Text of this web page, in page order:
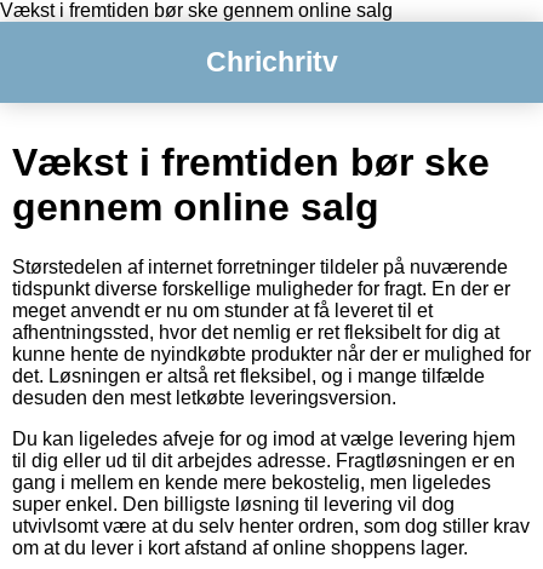
Vækst i fremtiden bør ske gennem online salg
Chrichritv
Vækst i fremtiden bør ske
gennem online salg
Størstedelen af internet forretninger tildeler på nuværende
tidspunkt diverse forskellige muligheder for fragt. En der er
meget anvendt er nu om stunder at få leveret til et
afhentningssted, hvor det nemlig er ret fleksibelt for dig at
kunne hente de nyindkøbte produkter når der er mulighed for
det. Løsningen er altså ret fleksibel, og i mange tilfælde
desuden den mest letkøbte leveringsversion.
Du kan ligeledes afveje for og imod at vælge levering hjem
til dig eller ud til dit arbejdes adresse. Fragtløsningen er en
gang i mellem en kende mere bekostelig, men ligeledes
super enkel. Den billigste løsning til levering vil dog
utvivlsomt være at du selv henter ordren, som dog stiller krav
om at du lever i kort afstand af online shoppens lager.